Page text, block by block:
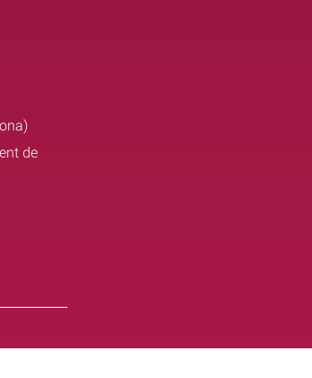
de